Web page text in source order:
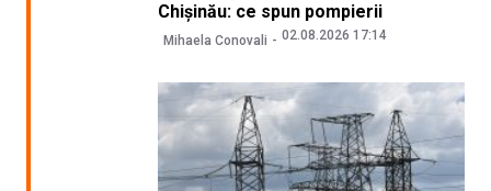
Chișinău: ce spun pompierii
Mihaela Conovali 02.08.2026 17:14